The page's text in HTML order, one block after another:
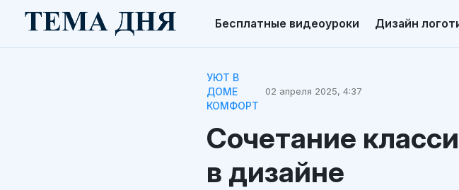
Бесплатные видеоуроки Дизайн
УЮТ В
ДОМЕ
КОМФОРТ
02 апреля 2025, 4:37
Сочетание
в дизайне